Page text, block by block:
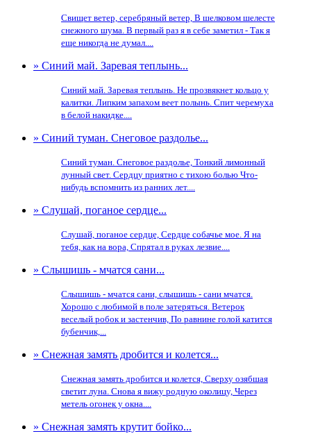
Свищет ветер, серебряный ветер, В шелковом шелесте
снежного шума. В первый раз я в себе заметил - Так я
еще никогда не думал....
» Синий май. Заревая теплынь...
Синий май. Заревая теплынь. Не прозвякнет кольцо у
калитки. Липким запахом веет полынь. Спит черемуха
в белой накидке....
» Синий туман. Снеговое раздолье...
Синий туман. Снеговое раздолье, Тонкий лимонный
лунный свет. Сердцу приятно с тихою болью Что-
нибудь вспомнить из ранних лет....
» Слушай, поганое сердце...
Слушай, поганое сердце, Сердце собачье мое. Я на
тебя, как на вора, Спрятал в руках лезвие....
» Слышишь - мчатся сани...
Слышишь - мчатся сани, слышишь - сани мчатся.
Хорошо с любимой в поле затеряться. Ветерок
веселый робок и застенчив, По равнине голой катится
бубенчик,...
» Снежная замять дробится и колется...
Снежная замять дробится и колется, Сверху озябшая
светит луна. Снова я вижу родную околицу, Через
метель огонек у окна....
» Снежная замять крутит бойко...